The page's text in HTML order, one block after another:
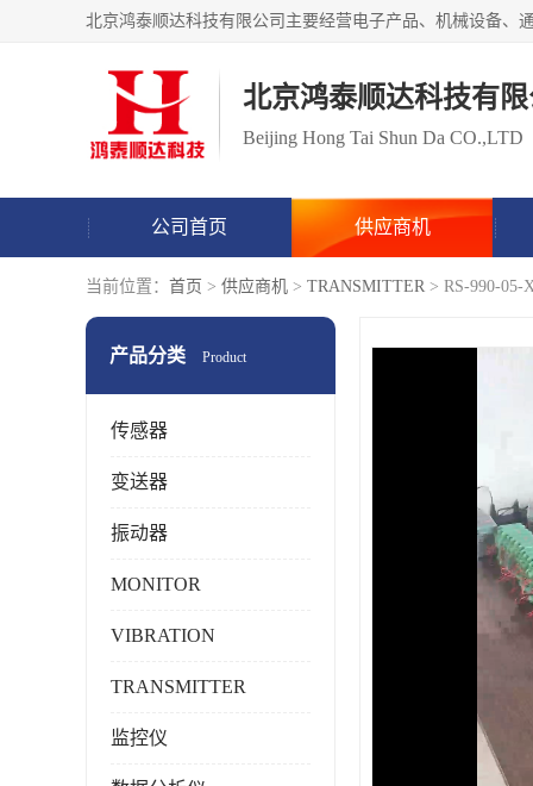
北京鸿泰顺达科技有
Beijing Hong Tai Shun Da CO.,LTD
公司首页 供应商机
当前位置： 首页 > 供应商机 > TRANSMITTER > RS-990-05-
产品分类 Product
传感器
变送器
振动器
MONITOR
VIBRATION
TRANSMITTER
监控仪